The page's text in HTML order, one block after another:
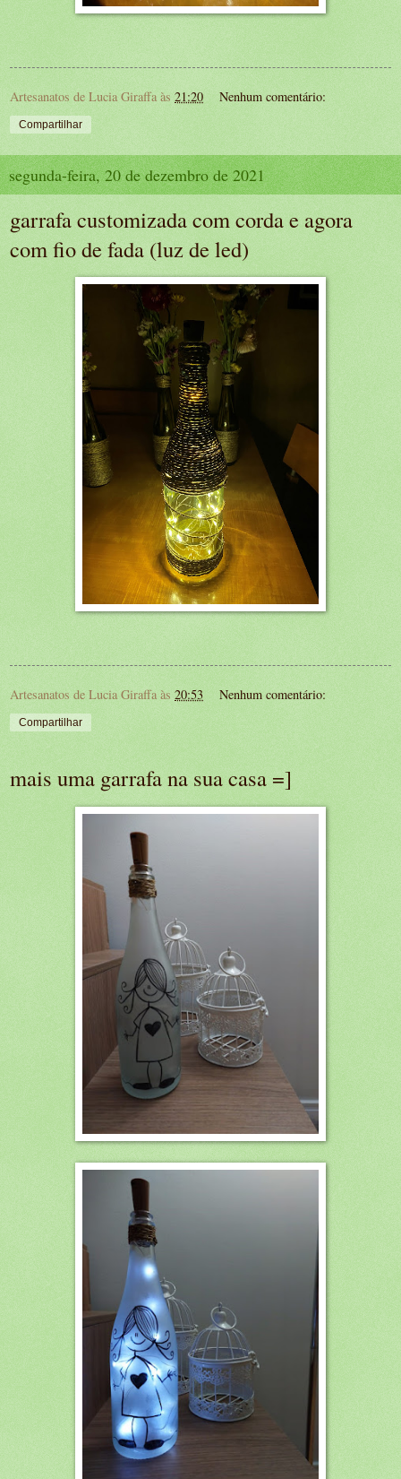
Artesanatos de Lucia Giraffa às 21:20 Nenhum comentário:
Compartilhar
segunda-feira, 20 de dezembro de 2021
garrafa customizada com corda e agora
com fio de fada (luz de led)
Artesanatos de Lucia Giraffa às 20:53 Nenhum comentário:
Compartilhar
mais uma garrafa na sua casa =]